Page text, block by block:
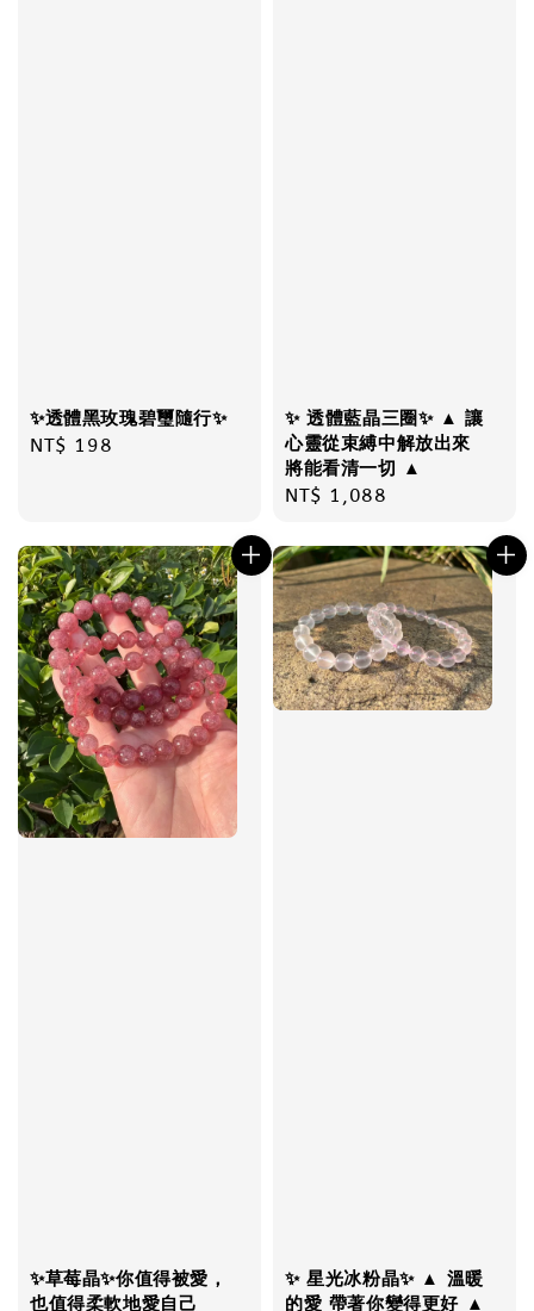
✨透體黑玫瑰碧璽隨行✨
Regular
NT$ 198
✨ 透體藍晶三圈✨ ▲ 讓
心靈從束縛中解放出來
將能看清一切 ▲
Regular
NT$ 1,088
✨草莓晶✨你值得被愛，
也值得柔軟地愛自己
✨ 星光冰粉晶✨ ▲ 溫暖
的愛 帶著你變得更好 ▲